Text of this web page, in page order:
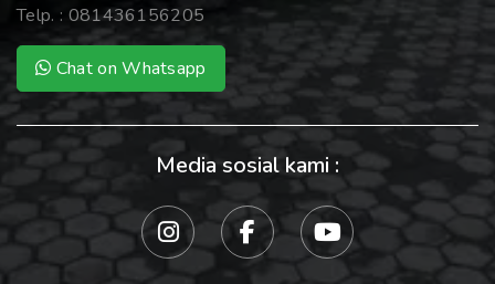
Telp. : 081436156205
Chat on Whatsapp
Media sosial kami :